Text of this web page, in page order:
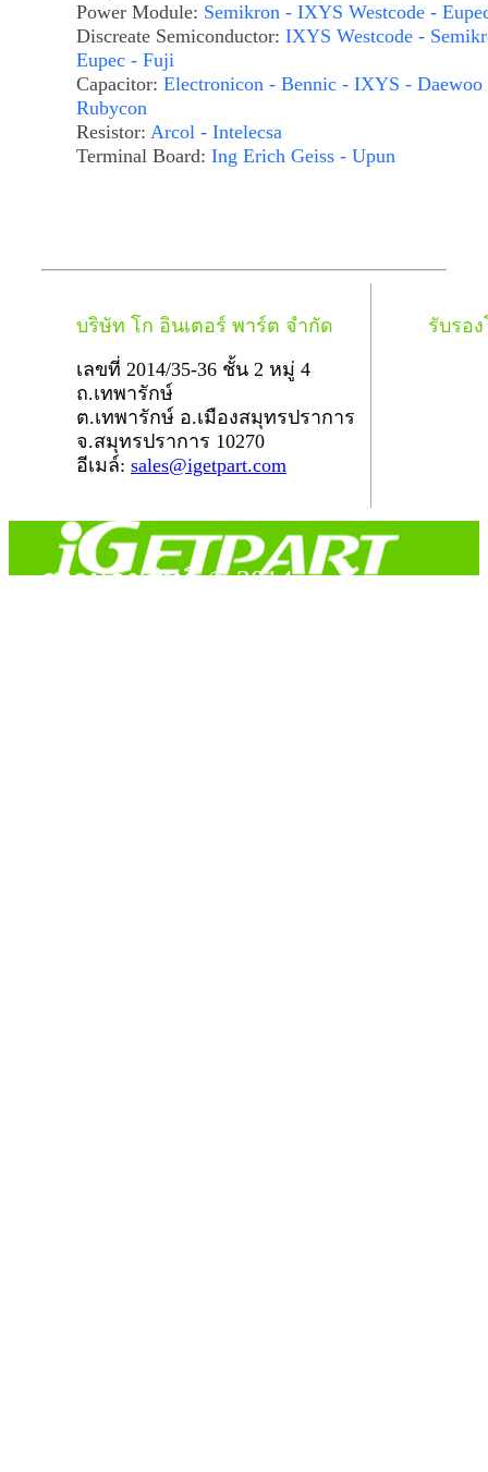
Power Module: Semikron - IXYS Westcode -
Discreate Semiconductor: IXYS Westcode -
Eupec - Fuji
Capacitor: Electronicon - Bennic - IXYS - Daewoo
Rubycon
Resistor: Arcol - Intelecsa
Terminal Board: Ing Erich Geiss - Upun
บริษัท โก อินเตอร์ พาร์ต จำกัด
เลขที่ 2014/35-36 ชั้น 2 หมู่ 4
ถ.เทพารักษ์
ต.เทพารักษ์ อ.เมืองสมุทรปราการ
จ.สมุทรปราการ 10270
อีเมล์: sales@igetpart.com
รับรอ
สงวนลิขสิทธิ์ © 2014